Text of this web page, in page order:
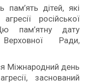
дітей, які
російської
пам’ятну дату
Ради,
Міжнародний день
заснований